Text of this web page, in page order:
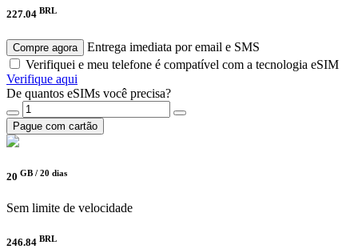
227.04 BRL
Compre agora
Entrega imediata por email e SMS
Verifiquei e meu telefone é compatível com a tecnologia eSIM
Verifique aqui
De quantos eSIMs você precisa?
Pague com cartão
20 GB / 20 dias
Sem limite de velocidade
246.84 BRL